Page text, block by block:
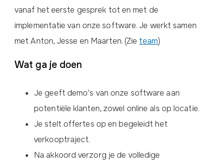
vanaf het eerste gesprek tot en met de
implementatie van onze software. Je werkt samen
met Anton, Jesse en Maarten. (Zie team)
Wat ga je doen
Je geeft demo’s van onze software aan
potentiële klanten, zowel online als op locatie.
Je stelt offertes op en begeleidt het
verkooptraject.
Na akkoord verzorg je de volledige